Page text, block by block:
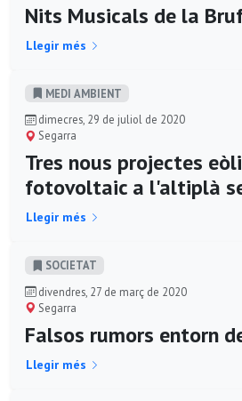
Nits Musicals de la
Llegir més
MEDI AMBIENT
dimecres, 29 de juliol de 2020
Segarra
Tres nous projectes
fotovoltaic a l'altiplà
Llegir més
SOCIETAT
divendres, 27 de març de 2020
Segarra
Falsos rumors entorn
Llegir més